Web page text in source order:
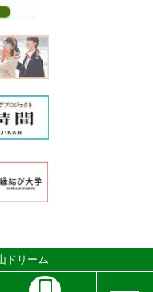
ドリーム